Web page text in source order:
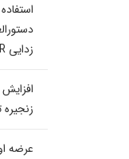
زدایی EUDR
عرضه